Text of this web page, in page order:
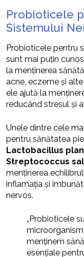
Probioticele
Sistemului
Probioticele pentru
sunt mai puțin
la menținerea
acne, eczeme și
ele ajută la
reducând stresul și
Unele dintre cele
pentru sănătatea
Lactobacillus
Streptococcus
menținerea
inflamația și
nervos.
„Probioticele
menținem
esențiale